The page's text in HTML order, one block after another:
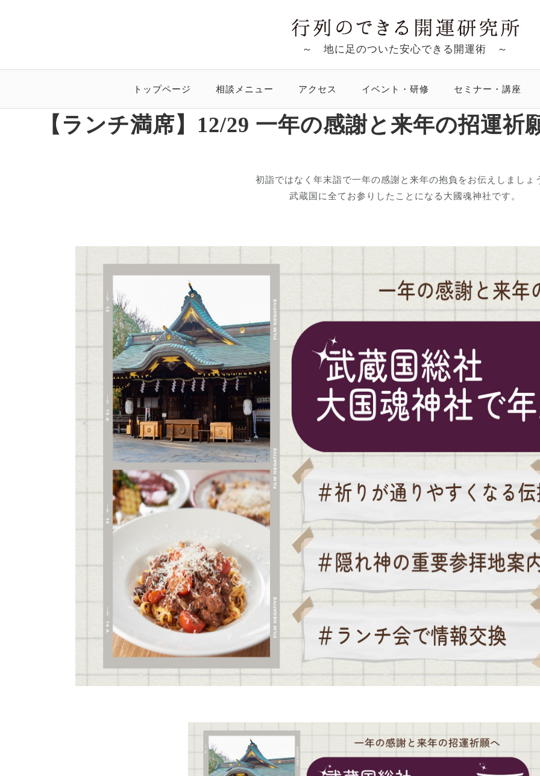
～ 地に足のついた安心できる開運術 ～
トップページ 相談メニュー アクセス イベント・研修 セミナー・講座
【ランチ満席】12/29 一年の感謝と来年の招運祈
初詣ではなく年末詣で一年の感謝と来年の抱負をお伝えしましょ
武蔵国に全てお参りしたことになる大國魂神社です。